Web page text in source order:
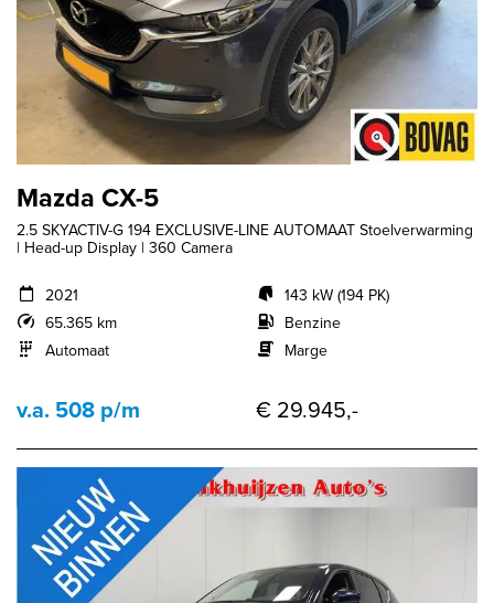
Mazda CX-5
2.5 SKYACTIV-G 194 EXCLUSIVE-LINE AUTOMAAT Stoelverwarming
| Head-up Display | 360 Camera
2021
65.365 km
Automaat
143 kW (194 PK)
Benzine
Marge
v.a. 508 p/m € 29.945,-